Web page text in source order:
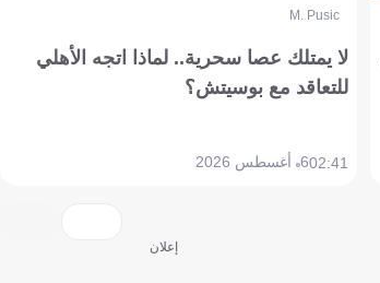
M. Pusic
لا يمتلك عصا سحرية.. لماذا اتجه الأهلي
للتعاقد مع بوسيتش؟
02:416 أغسطس 2026
إعلان